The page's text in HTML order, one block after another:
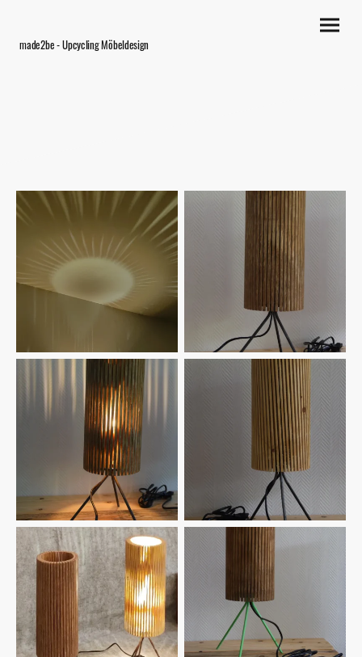
made2be - Upcycling Möbeldesign